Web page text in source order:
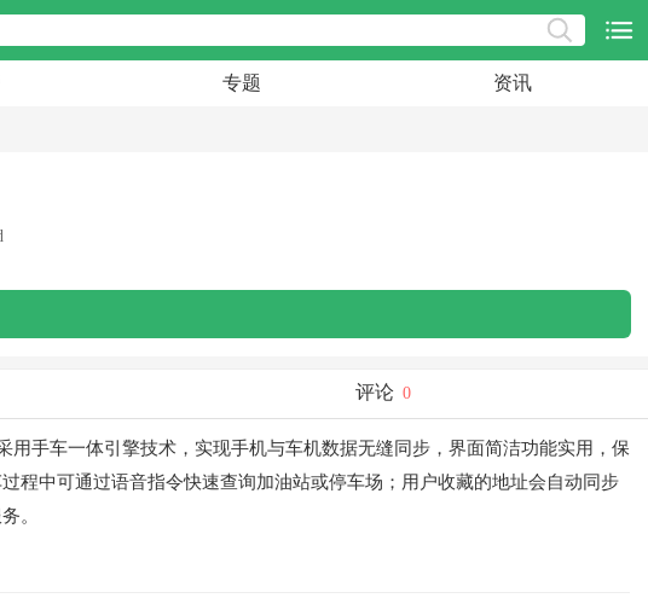
专题 资讯
评论 0
用手车一体引擎技术，实现手机与车机数据无缝同步，界面简洁功能实用，保
程中可通过语音指令快速查询加油站或停车场；用户收藏的地址会自动同步
。